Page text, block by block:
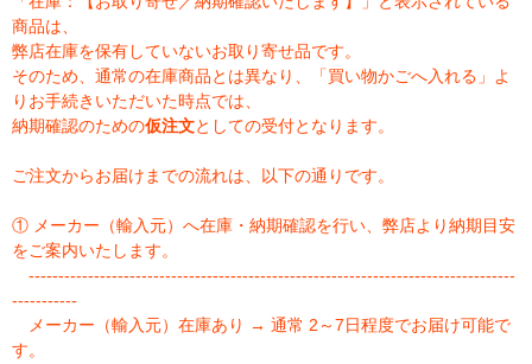
商品は、
弊店在庫を保有していないお取り寄せ品です。
そのため、通常の在庫商品とは異なり、「買い物かごへ入れる」よ
りお手続きいただいた時点では、
納期確認のための仮注文としての受付となります。
ご注文からお届けまでの流れは、以下の通りです。
① メーカー（輸入元）へ在庫・納期確認を行い、弊店より納期目安
をご案内いたします。
----------------------------------------------------------------------------------
-----------
メーカー（輸入元）在庫あり → 通常 2～7日程度でお届け可能で
す。